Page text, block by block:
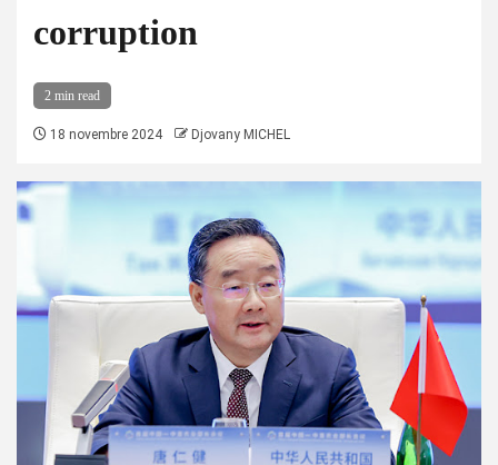
corruption
2 min read
18 novembre 2024 Djovany MICHEL